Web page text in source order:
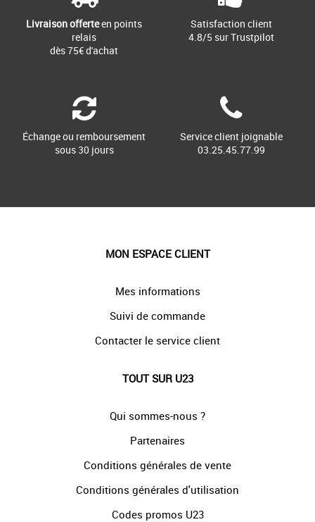
Livraison offerteen points
relais
dès 75€ d'achat
Satisfaction client
4.8/5 sur Trustpilot
Échange ou remboursement
sous 30 jours
Service client joignable
03.25.45.77.99
MON ESPACE CLIENT
Mes informations
Suivi de commande
Contacter le service client
TOUT SUR U23
Qui sommes-nous ?
Partenaires
Conditions générales de vente
Conditions générales d'utilisation
Codes promos U23